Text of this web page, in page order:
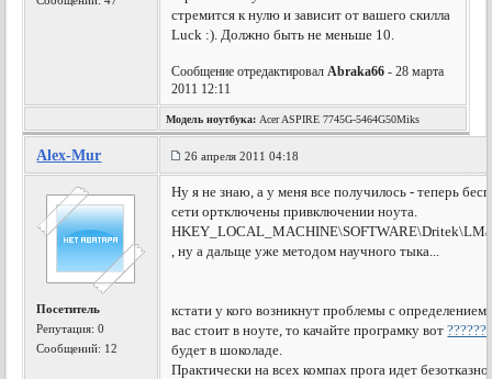
стремится к нулю и зависит от вашего скилла
Luck :). Должно быть не меньше 10.
Сообщение отредактировалAbraka66 - 28 марта
2011 12:11
Модель ноутбука: Acer ASPIRE 7745G-5464G50Miks
Alex-Mur 26 апреля 2011 04:18
Посетитель
Репутация:0
Сообщений: 12
Ну я не знаю, а у меня все получилось - теперь
сети ортключены привключении ноута.
, ну а дальще уже методом научного тыка...
кстати у кого возникнут проблемы с определением
вас стоит в ноуте, то качайте програмку вот??????
будет в шоколаде.
Практически на всех компах прога идет